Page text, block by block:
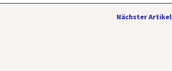
Nächster Artikel